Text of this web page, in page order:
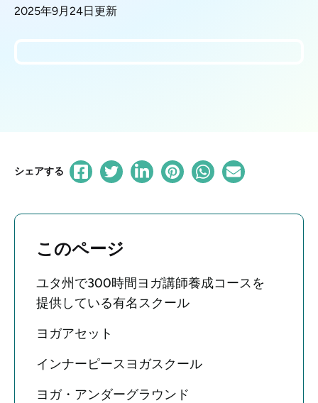
2025年9月24日更新
シェアする
このページ
ユタ州で300時間ヨガ講師養成コースを
提供している有名スクール
ヨガアセット
インナーピースヨガスクール
ヨガ・アンダーグラウンド